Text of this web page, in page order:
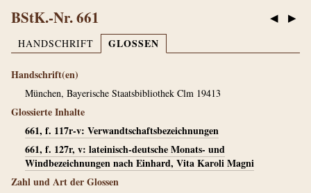
◀ ▶
BStK.-Nr. 661
HANDSCHRIFT GLOSSEN
Handschrift(en)
München, Bayerische Staatsbibliothek Clm 19413
Glossierte Inhalte
661, f. 117r-v: Verwandtschaftsbezeichnungen
661, f. 127r, v: lateinisch-deutsche Monats- und
Windbezeichnungen nach Einhard, Vita Karoli Magni
Zahl und Art der Glossen